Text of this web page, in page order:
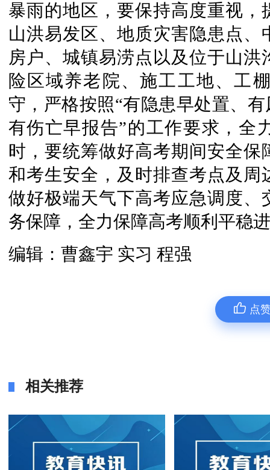
暴雨的地区，要保持高度重视
山洪易发区、地质灾害隐患点
房户、城镇易涝点以及位于山
险区域养老院、施工工地、工
守，严格按照“有隐患早处置、
有伤亡早报告”的工作要求，全
时，要统筹做好高考期间安全
和考生安全，及时排查考点及
做好极端天气下高考应急调度
务保障，全力保障高考顺利平稳
编辑：曹鑫宇 实习 程强
点
相关推荐